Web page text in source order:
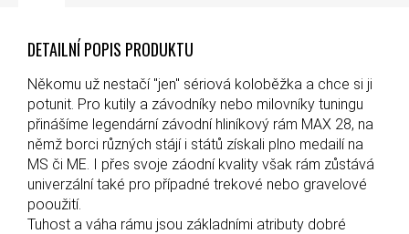
DETAILNÍ POPIS PRODUKTU
Někomu už nestačí "jen" sériová koloběžka a chce si ji
potunit. Pro kutily a závodníky nebo milovníky tuningu
přinášíme legendární závodní hliníkový rám MAX 28, na
němž borci různých stájí i států získali plno medailí na
MS či ME. I přes svoje záodní kvality však rám zůstává
univerzální také pro případné trekové nebo gravelové
pooužití.
Tuhost a váha rámu jsou základními atributy dobré